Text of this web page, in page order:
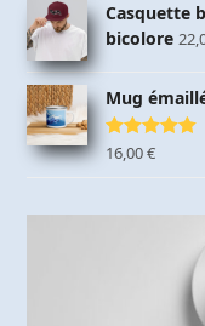
Casquette
bicolore
Mug
Note 5.00
16,00€